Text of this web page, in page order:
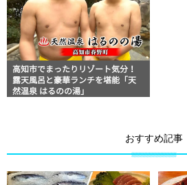
高知市でまったりリゾート気分！
露天風呂と豪華ランチを堪能「天
然温泉 はるのの湯」
おすすめ記事